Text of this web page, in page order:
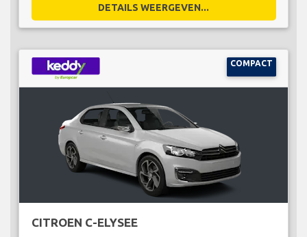
DETAILS WEERGEVEN...
COMPACT
CITROEN C-ELYSEE